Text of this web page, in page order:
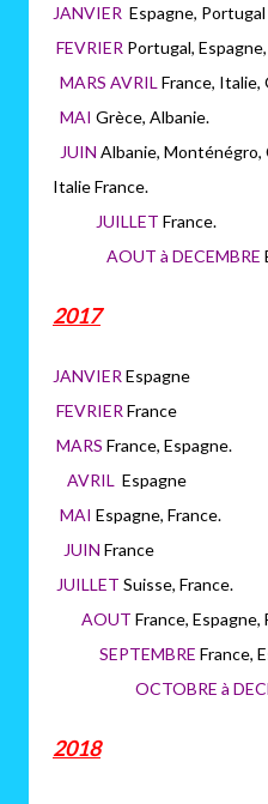
JANVIER Espagne,
FEVRIER Portugal,
MARS AVRIL France, Italie,
MAI Grèce,
JUIN Albanie, Monténégro,
Italie
JUILLET
AOUT à DECEMBRE
2017
JANVIER
FEVRIER
MARS France,
AVRIL
MAI
JUIN
JUILLET
AOUT France,
SEPTEMBRE
OCTOBRE à
2018